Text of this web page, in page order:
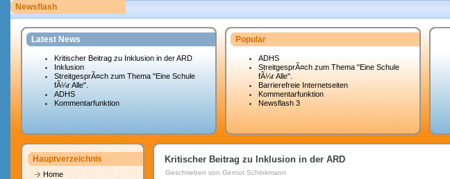
Newsflash
Sonderschulen.de ist auf der Suche nach Mitarbeitern.
Latest News
Kritischer Beitrag zu Inklusion in der ARD
Inklusion
StreitgesprÃ¤ch zum Thema "Eine Schule
fÃ¼r Alle".
ADHS
Kommentarfunktion
Popular
ADHS
StreitgesprÃ¤ch zum Thema "Eine Schule
fÃ¼r Alle".
Barrierefreie Internetseiten
Kommentarfunktion
Newsflash 3
Hauptverzeichnis
Home
Kritischer Beitrag zu Inklusion in der ARD
Geschrieben von Gernot Schinkmann